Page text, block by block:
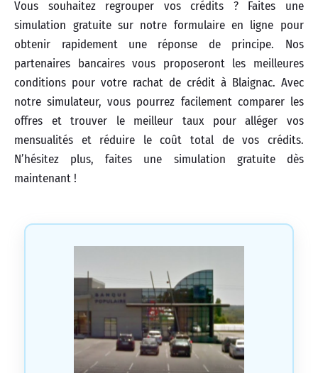
Vous souhaitez regrouper vos crédits ? Faites une
simulation gratuite sur notre formulaire en ligne pour
obtenir rapidement une réponse de principe. Nos
partenaires bancaires vous proposeront les meilleures
conditions pour votre rachat de crédit à Blaignac. Avec
notre simulateur, vous pourrez facilement comparer les
offres et trouver le meilleur taux pour alléger vos
mensualités et réduire le coût total de vos crédits.
N’hésitez plus, faites une simulation gratuite dès
maintenant !